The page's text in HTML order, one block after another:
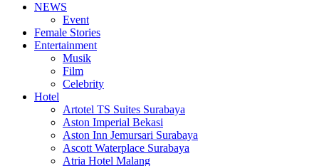
NEWS
Event
Female Stories
Entertainment
Musik
Film
Celebrity
Hotel
Artotel TS Suites Surabaya
Aston Imperial Bekasi
Aston Inn Jemursari Surabaya
Ascott Waterplace Surabaya
Atria Hotel Malang